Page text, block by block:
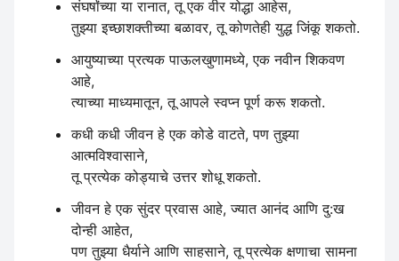
संघर्षांच्या या रानात, तू एक वीर योद्धा आहेस,
तुझ्या इच्छाशक्तीच्या बळावर, तू कोणतेही युद्ध जिंकू शकतो.
आयुष्याच्या प्रत्यक पाऊलखुणामध्ये, एक नवीन शिकवण
आहे,
त्याच्या माध्यमातून, तू आपले स्वप्न पूर्ण करू शकतो.
कधी कधी जीवन हे एक कोडे वाटते, पण तुझ्या
आत्मविश्वासाने,
तू प्रत्येक कोड्याचे उत्तर शोधू शकतो.
जीवन हे एक सुंदर प्रवास आहे, ज्यात आनंद आणि दु:ख
दोन्ही आहेत,
पण तुझ्या धैर्याने आणि साहसाने, तू प्रत्येक क्षणाचा सामना